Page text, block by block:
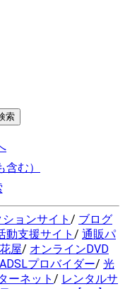
む）
ョンサイト / ブログ
動支援サイト / 通販パ
屋/ オンラインDVD
ADSLプロバイダー/ 光
ーネット / レンタルサ